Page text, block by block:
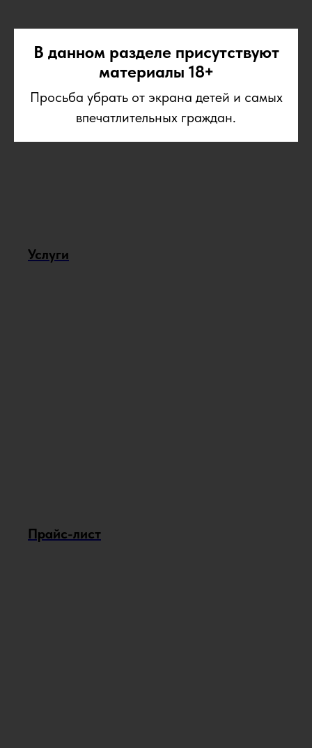
В данном разделе присутствуют
материалы 18+
Просьба убрать от экрана детей и самых
впечатлительных граждан.
Услуги
Прайс-лист